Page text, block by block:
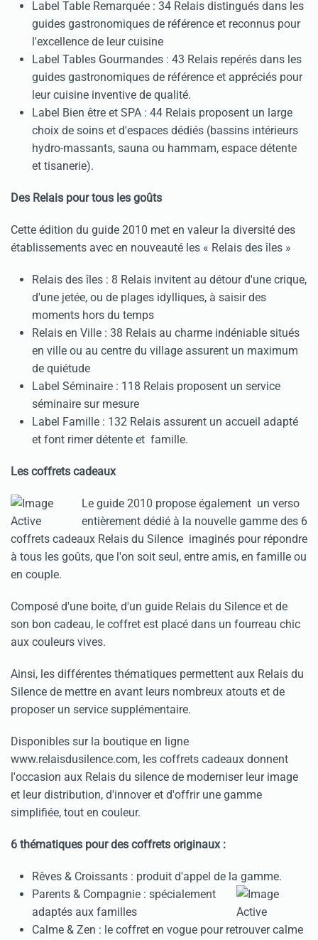
Label Table Remarquée : 34 Relais distingués dans les
guides gastronomiques de référence et reconnus pour
l'excellence de leur cuisine
Label Tables Gourmandes : 43 Relais repérés dans les
guides gastronomiques de référence et appréciés pour
leur cuisine inventive de qualité.
Label Bien être et SPA : 44 Relais proposent un large
choix de soins et d'espaces dédiés (bassins intérieurs
hydro-massants, sauna ou hammam, espace détente
et tisanerie).
Des Relais pour tous les goûts
Cette édition du guide 2010 met en valeur la diversité des
établissements avec en nouveauté les « Relais des îles »
Relais des îles : 8 Relais invitent au détour d'une crique,
d'une jetée, ou de plages idylliques, à saisir des
moments hors du temps
Relais en Ville : 38 Relais au charme indéniable situés
en ville ou au centre du village assurent un maximum
de quiétude
Label Séminaire : 118 Relais proposent un service
séminaire sur mesure
Label Famille : 132 Relais assurent un accueil adapté
et font rimer détente et famille.
Les coffrets cadeaux
Le guide 2010 propose également un verso
entièrement dédié à la nouvelle gamme des 6
coffrets cadeaux Relais du Silence imaginés pour répondre
à tous les goûts, que l'on soit seul, entre amis, en famille ou
en couple.
Composé d'une boite, d'un guide Relais du Silence et de
son bon cadeau, le coffret est placé dans un fourreau chic
aux couleurs vives.
Ainsi, les différentes thématiques permettent aux Relais du
Silence de mettre en avant leurs nombreux atouts et de
proposer un service supplémentaire.
Disponibles sur la boutique en ligne
www.relaisdusilence.com, les coffrets cadeaux donnent
l'occasion aux Relais du silence de moderniser leur image
et leur distribution, d'innover et d'offrir une gamme
simplifiée, tout en couleur.
6 thématiques pour des coffrets originaux :
Rêves & Croissants : produit d'appel de la gamme.
Parents & Compagnie : spécialement
adaptés aux familles
Calme & Zen : le coffret en vogue pour retrouver calme